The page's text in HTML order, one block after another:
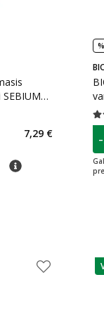
narių
patarimas
7,29 €